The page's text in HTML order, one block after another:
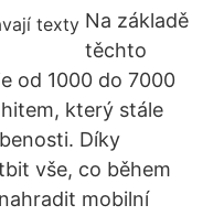
Na základě
těchto
od 1000 do 7000
který stále
Díky
vše, co během
mobilní